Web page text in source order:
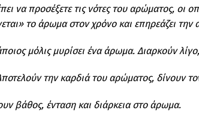
να προσέξετε τις νότες του αρώματος, οι
το άρωμα στον χρόνο και επηρεάζει
μόλις μυρίσει ένα άρωμα. Διαρκούν
την καρδιά του αρώματος, δίνουν
βάθος, ένταση και διάρκεια στο άρωμα.